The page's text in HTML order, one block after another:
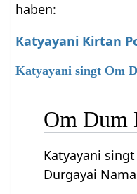
haben:
Katyayani Kirtan
Katyayani singt Om
Om Dum
Katyayani
Durgayai